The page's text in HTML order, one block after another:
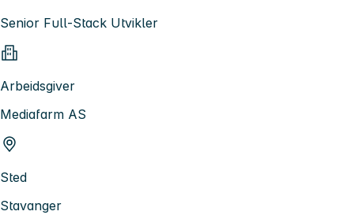
Senior Full-Stack Utvikler
Arbeidsgiver
Mediafarm AS
Sted
Stavanger